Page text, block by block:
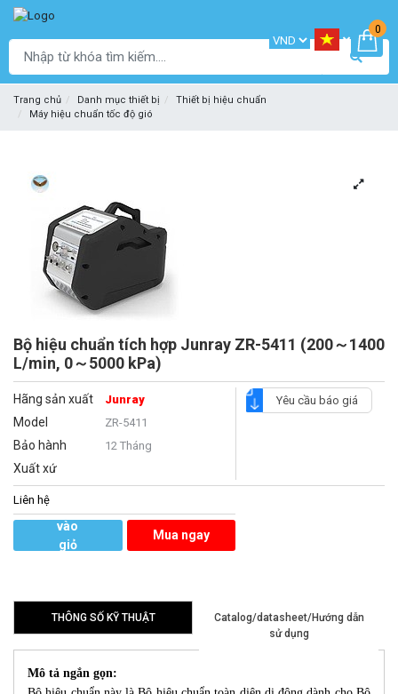
0
Trang chủ Danh mục thiết bị
Thiết bị hiệu chuẩn
Máy hiệu chuẩn tốc độ gió
Bộ hiệu chuẩn tích hợp Junray ZR-5411 (200～1400
L/min, 0～5000 kPa)
Hãng sản xuất Junray
Model ZR-5411
Bảo hành 12 Tháng
Xuất xứ
Yêu cầu báo giá
Liên hệ
vào
giỏ
Mua ngay
THÔNG SỐ KỸ THUẬT
Catalog/datasheet/Hướng dẫn
sử dụng
Mô tả ngắn gọn: